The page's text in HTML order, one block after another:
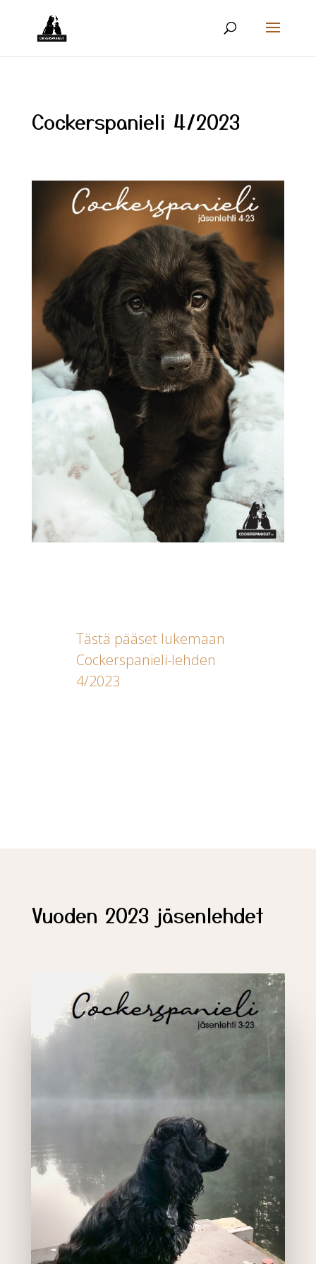
Cockerspanieli 4/2023
Tästä pääset lukemaan
Cockerspanieli-lehden
4/2023
Vuoden 2023 jäsenlehdet